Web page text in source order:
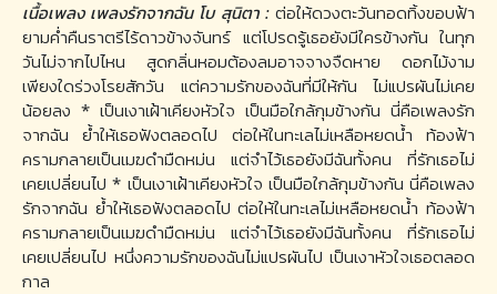
เนื้อเพลง เพลงรักจากฉัน โบ สุนิตา : ต่อให้ดวงตะวันทอดทิ้งขอบฟ้า
ยามค่ำคืนราตรีไร้ดาวข้างจันทร์ แต่โปรดรู้เธอยังมีใครข้างกัน ในทุก
วันไม่จากไปไหน สูดกลิ่นหอมต้องลมอาจจางจืดหาย ดอกไม้งาม
เพียงใดร่วงโรยสักวัน แต่ความรักของฉันที่มีให้กัน ไม่แปรผันไม่เคย
น้อยลง * เป็นเงาเฝ้าเคียงหัวใจ เป็นมือใกล้กุมข้างกัน นี่คือเพลงรัก
จากฉัน ย้ำให้เธอฟังตลอดไป ต่อให้ในทะเลไม่เหลือหยดน้ำ ท้องฟ้า
ครามกลายเป็นเมฆดำมืดหม่น แต่จำไว้เธอยังมีฉันทั้งคน ที่รักเธอไม่
เคยเปลี่ยนไป * เป็นเงาเฝ้าเคียงหัวใจ เป็นมือใกล้กุมข้างกัน นี่คือเพลง
รักจากฉัน ย้ำให้เธอฟังตลอดไป ต่อให้ในทะเลไม่เหลือหยดน้ำ ท้องฟ้า
ครามกลายเป็นเมฆดำมืดหม่น แต่จำไว้เธอยังมีฉันทั้งคน ที่รักเธอไม่
เคยเปลี่ยนไป หนึ่งความรักของฉันไม่แปรผันไป เป็นเงาหัวใจเธอตลอด
กาล